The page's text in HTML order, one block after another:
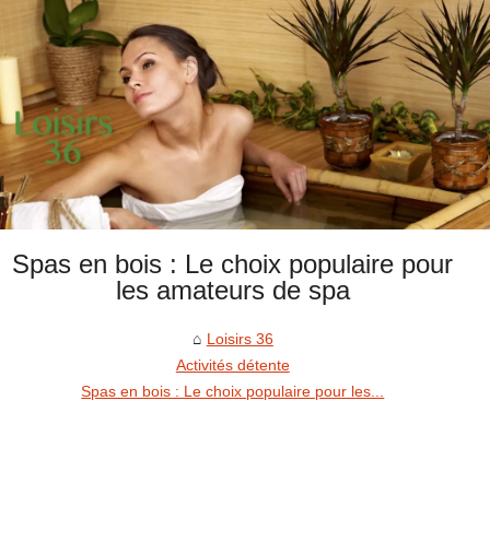
Spas en bois : Le choix populaire pour
les amateurs de spa
Loisirs 36
Activités détente
Spas en bois : Le choix populaire pour les...